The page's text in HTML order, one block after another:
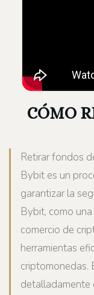
CÓMO
Retirar fondos
Bybit es un
garantizar la
Bybit, como
comercio de
herramientas
criptomonedas.